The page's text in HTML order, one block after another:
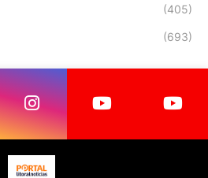
(405)
(693)